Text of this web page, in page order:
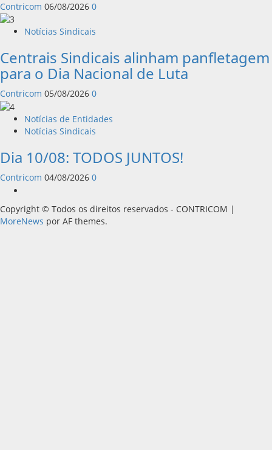
Contricom 06/08/2026 0
Notícias Sindicais
Centrais Sindicais alinham panfletagem
para o Dia Nacional de Luta
Contricom 05/08/2026 0
Notícias de Entidades
Notícias Sindicais
Dia 10/08: TODOS JUNTOS!
Contricom 04/08/2026 0
Copyright © Todos os direitos reservados - CONTRICOM |
MoreNews por AF themes.